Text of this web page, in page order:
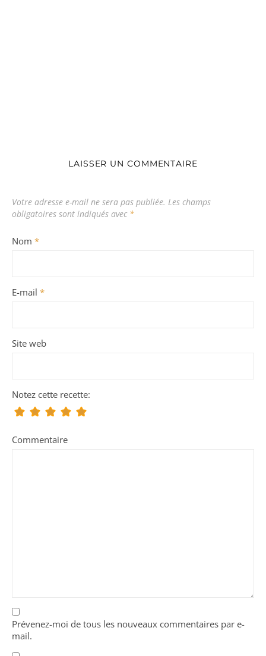
LAISSER UN COMMENTAIRE
Votre adresse e-mail ne sera pas publiée. Les champs
obligatoires sont indiqués avec *
Nom *
E-mail *
Site web
Notez cette recette:
Commentaire
Prévenez-moi de tous les nouveaux commentaires par e-
mail.